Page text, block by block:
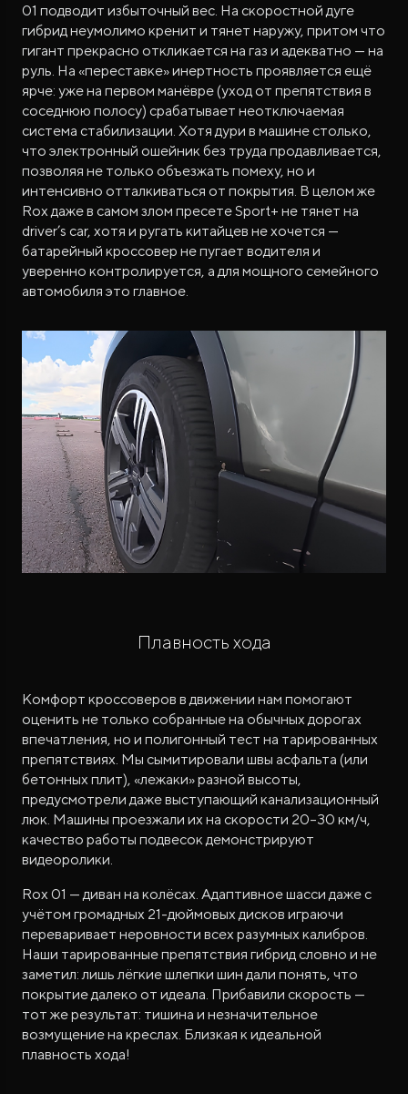
01 подводит избыточный вес. На скоростной дуге
гибрид неумолимо кренит и тянет наружу, притом что
гигант прекрасно откликается на газ и адекватно — на
руль. На «переставке» инертность проявляется ещё
ярче: уже на первом манёвре (уход от препятствия в
соседнюю полосу) срабатывает неотключаемая
система стабилизации. Хотя дури в машине столько,
что электронный ошейник без труда продавливается,
позволяя не только объезжать помеху, но и
интенсивно отталкиваться от покрытия. В целом же
Rox даже в самом злом пресете Sport+ не тянет на
driver’s car, хотя и ругать китайцев не хочется —
батарейный кроссовер не пугает водителя и
уверенно контролируется, а для мощного семейного
автомобиля это главное.
Плавность хода
Комфорт кроссоверов в движении нам помогают
оценить не только собранные на обычных дорогах
впечатления, но и полигонный тест на тарированных
препятствиях. Мы сымитировали швы асфальта (или
бетонных плит), «лежаки» разной высоты,
предусмотрели даже выступающий канализационный
люк. Машины проезжали их на скорости 20–30 км/ч,
качество работы подвесок демонстрируют
видеоролики.
Rox 01 — диван на колёсах. Адаптивное шасси даже с
учётом громадных 21-дюймовых дисков играючи
переваривает неровности всех разумных калибров.
Наши тарированные препятствия гибрид словно и не
заметил: лишь лёгкие шлепки шин дали понять, что
покрытие далеко от идеала. Прибавили скорость —
тот же результат: тишина и незначительное
возмущение на креслах. Близкая к идеальной
плавность хода!